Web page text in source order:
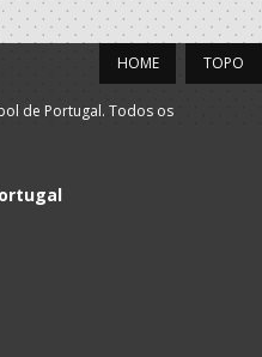
TOPO
HOME
de Portugal. Todos os